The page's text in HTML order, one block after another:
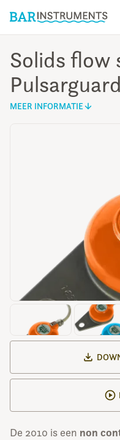
Solids flow
MEER INFORMATIE
De 2010 is een non